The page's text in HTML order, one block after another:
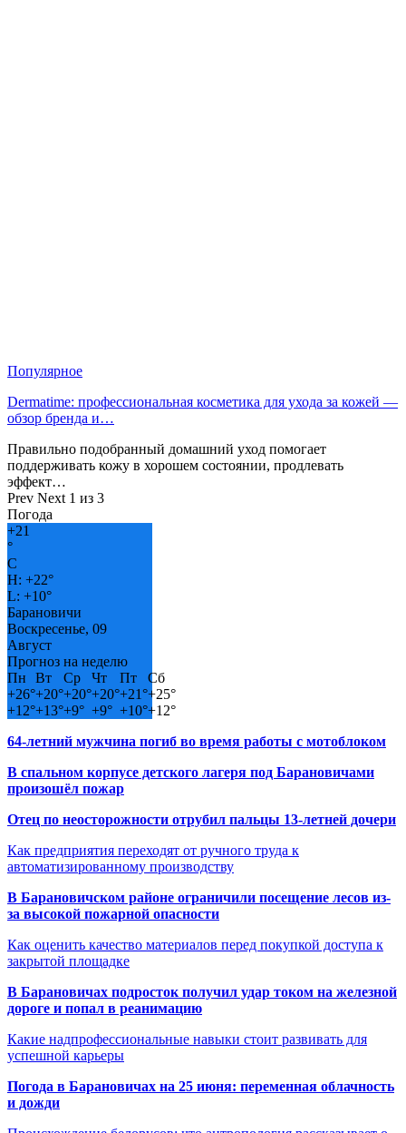
Популярное
Dermatime: профессиональная косметика для ухода за кожей —
обзор бренда и…
Правильно подобранный домашний уход помогает
поддерживать кожу в хорошем состоянии, продлевать
эффект…
Prev Next 1 из 3
Погода
+21
°
C
H: +22°
L: +10°
Барановичи
Воскресенье, 09
Август
Прогноз на неделю
Пн
Вт Ср Чт Пт
Сб
+26°+20°+20°+20°+21°+25°
+12°+13°+9° +9° +10°+12°
64-летний мужчина погиб во время работы с мотоблоком
В спальном корпусе детского лагеря под Барановичами
произошёл пожар
Отец по неосторожности отрубил пальцы 13-летней дочери
Как предприятия переходят от ручного труда к
автоматизированному производству
В Барановичском районе ограничили посещение лесов из-
за высокой пожарной опасности
Как оценить качество материалов перед покупкой доступа к
закрытой площадке
В Барановичах подросток получил удар током на железной
дороге и попал в реанимацию
Какие надпрофессиональные навыки стоит развивать для
успешной карьеры
Погода в Барановичах на 25 июня: переменная облачность
и дожди